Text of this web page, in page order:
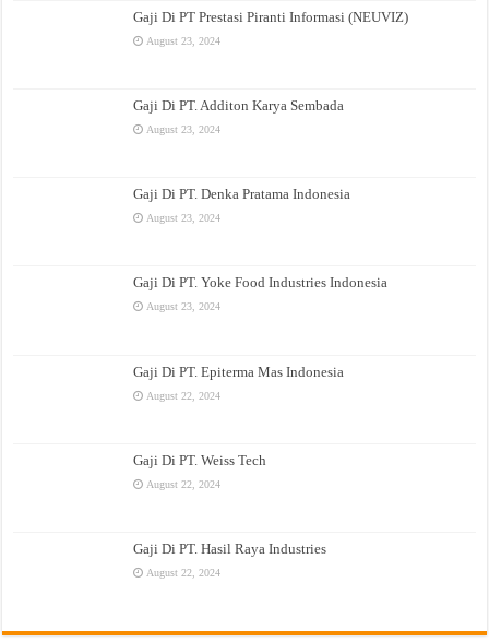
Gaji Di PT Prestasi Piranti Informasi (NEUVIZ)
August 23, 2024
Gaji Di PT. Additon Karya Sembada
August 23, 2024
Gaji Di PT. Denka Pratama Indonesia
August 23, 2024
Gaji Di PT. Yoke Food Industries Indonesia
August 23, 2024
Gaji Di PT. Epiterma Mas Indonesia
August 22, 2024
Gaji Di PT. Weiss Tech
August 22, 2024
Gaji Di PT. Hasil Raya Industries
August 22, 2024